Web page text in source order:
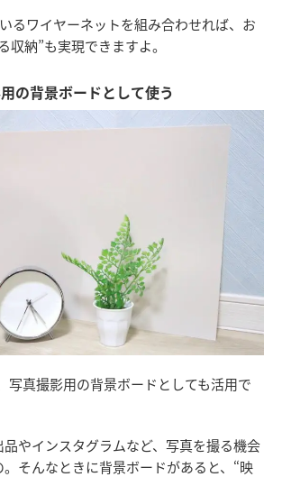
るワイヤーネットを組み合わせれば、お
収納”も実現できますよ。
用の背景ボードとして使う
写真撮影用の背景ボードとしても活用で
やインスタグラムなど、写真を撮る機会
そんなときに背景ボードがあると、“映